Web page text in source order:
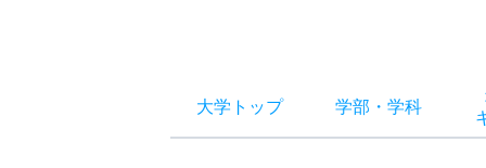
大学トップ 学部 ・ 学科